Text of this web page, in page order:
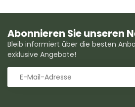
Abonnieren Sie unseren
Bleib informiert über die besten
exklusive Angebote!